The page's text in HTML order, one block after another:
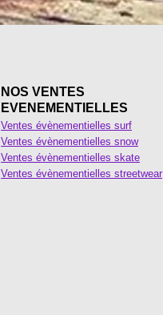
NOS VENTES
EVENEMENTIELLES
Ventes évènementielles surf
Ventes évènementielles snow
Ventes évènementielles skate
Ventes évènementielles streetwear